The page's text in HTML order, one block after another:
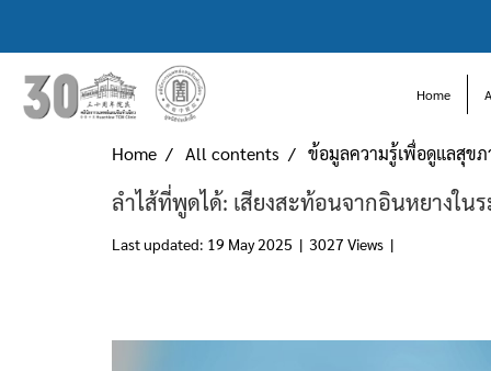
Home
Home All contents ข้อมูลความรู้เพื่อดูแลสุข
ลำไส้ที่พูดได้: เสียงสะท้อนจากอินหยางใน
Last updated: 19 May 2025 | 3027 Views |